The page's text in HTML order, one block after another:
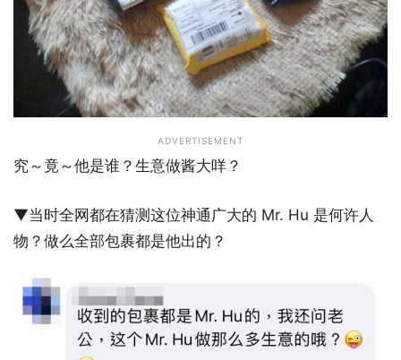
ADVERTISEMENT
究～竟～他是谁？生意做酱大咩？
▼当时全网都在猜测这位神通广大的 Mr. Hu 是何许人
物？做么全部包裹都是他出的？